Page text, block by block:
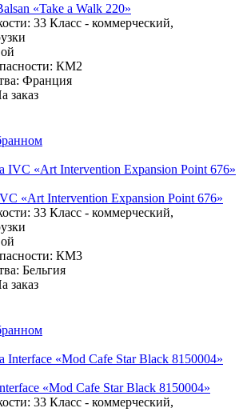
«Take a Walk 220»
33 Класс - коммерческий,
КМ2
Франция
заказ
«Art Intervention Expansion Point 676»
33 Класс - коммерческий,
КМ3
Бельгия
заказ
«Mod Cafe Star Black 8150004»
33 Класс - коммерческий,